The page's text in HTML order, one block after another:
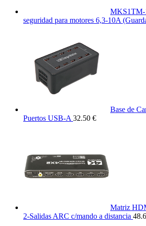
MKS1TM-
seguridad para motores 6,3-10A
Base de
Puertos USB-A 32.50 €
Matriz
2-Salidas ARC c/mando a distancia